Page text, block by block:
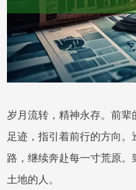
岁月流转，精神永存。前
足迹，指引着前行的方向
路，继续奔赴每一寸荒原
土地的人。